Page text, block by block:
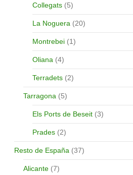
Collegats (5)
La Noguera (20)
Montrebei (1)
Oliana (4)
Terradets (2)
Tarragona (5)
Els Ports de Beseit (3)
Prades (2)
Resto de España (37)
Alicante (7)